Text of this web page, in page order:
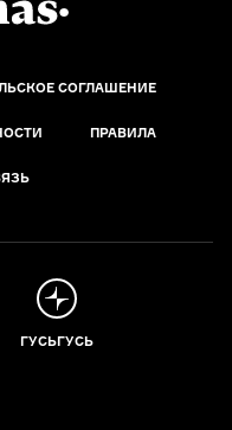
СОГЛАШЕНИЕ
ПРАВИЛА
ГУСЬГУСЬ